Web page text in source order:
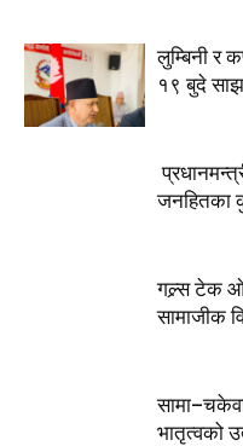
लुम्बिनी र
१९ बुदे
जनहितका
गल्र्स टेक
सामाजीक
भातृत्वको